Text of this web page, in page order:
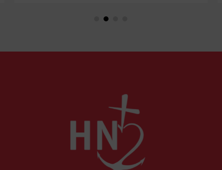
Castille, mère dévouée et reine de fer, et
respectives, se lit l'équilibre singulier d'une